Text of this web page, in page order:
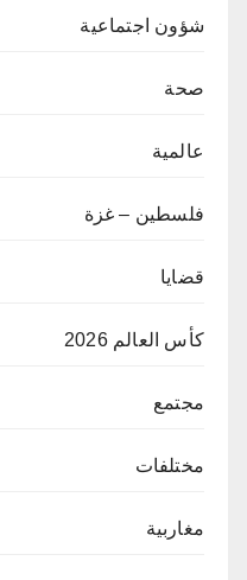
شؤون اجتماعية
صحة
عالمية
فلسطين – غزة
قضايا
كأس العالم 2026
مجتمع
مختلفات
مغاربية